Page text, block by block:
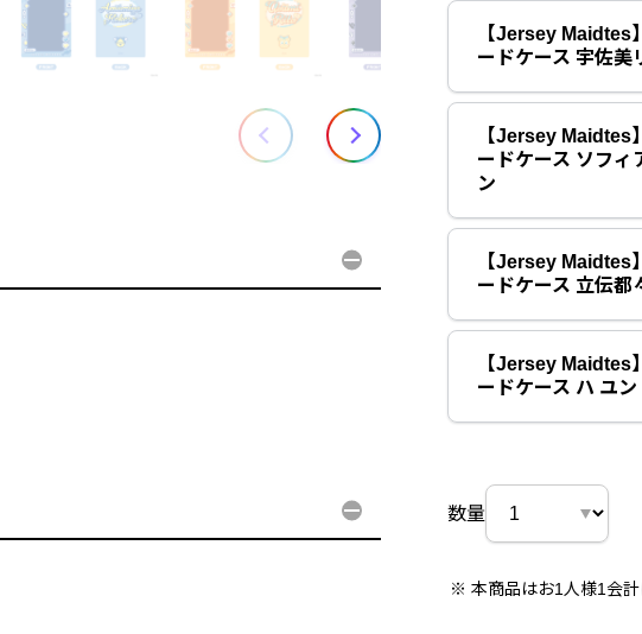
【Jersey Maidtes
ードケース 宇佐美
【Jersey Maidtes
ードケース ソフィ
ン
【Jersey Maidtes
ードケース 立伝都
【Jersey Maidtes
ードケース ハ ユン
数量
本商品はお1人様1会